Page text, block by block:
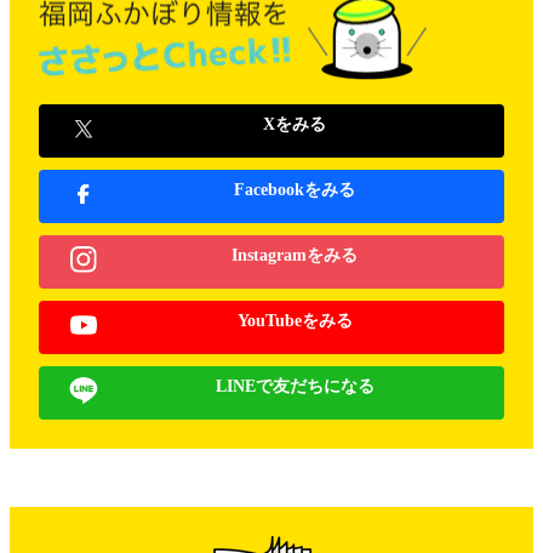
Xをみる
Facebookをみる
Instagramをみる
YouTubeをみる
LINEで友だちになる